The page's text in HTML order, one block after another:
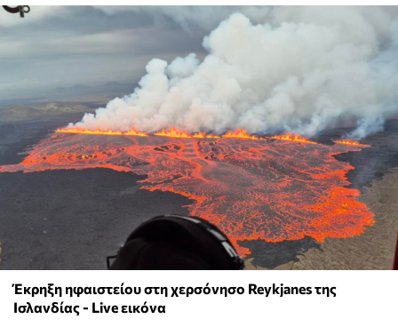
Έκρηξη ηφαιστείου στη χερσόνησο Reykjanes της
Ισλανδίας - Live εικόνα